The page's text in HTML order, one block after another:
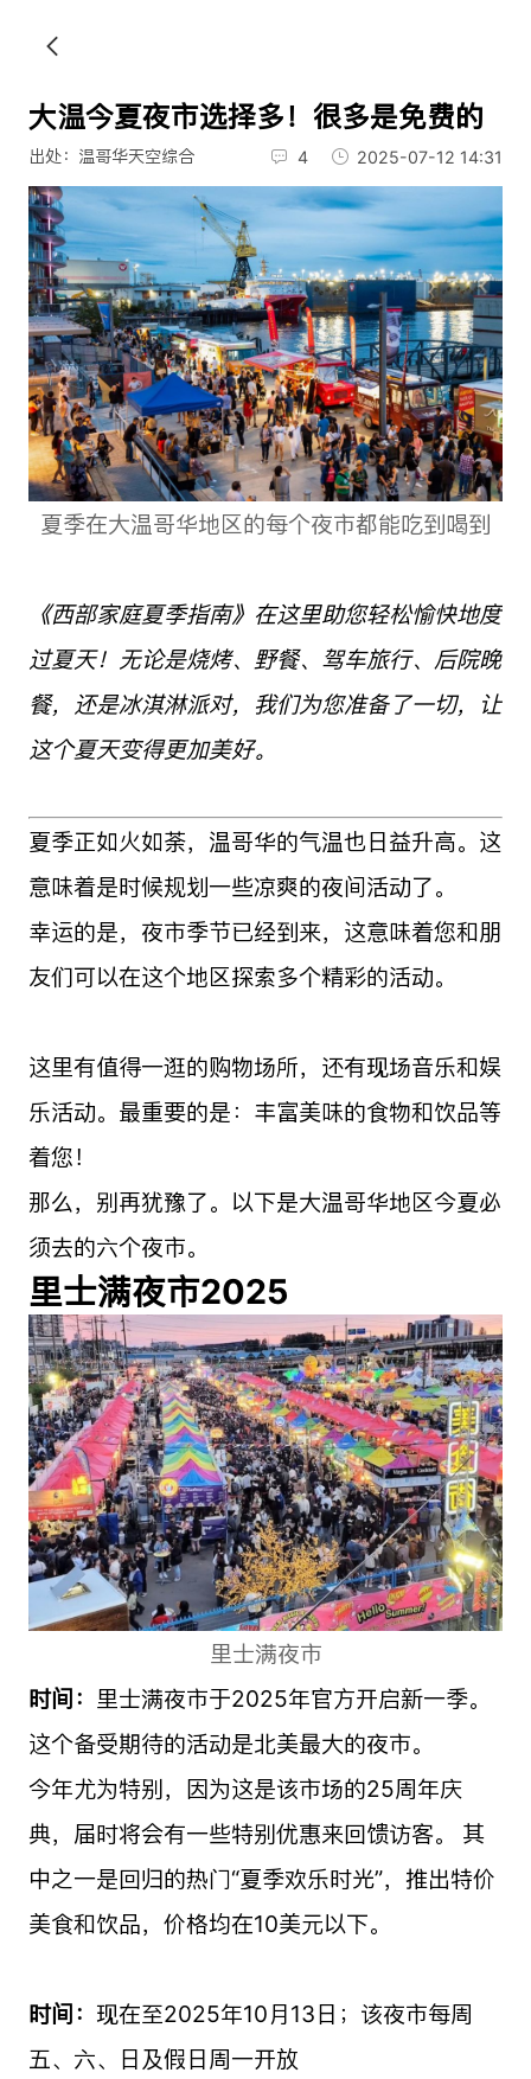
大温今夏夜市选择多！很多是免费的
出处：温哥华天空综合 4 2025-07-12 14:31
夏季在大温哥华地区的每个夜市都能吃到喝到
《西部家庭夏季指南》在这里助您轻松愉快地度
过夏天！无论是烧烤、野餐、驾车旅行、后院晚
餐，还是冰淇淋派对，我们为您准备了一切，让
这个夏天变得更加美好。
夏季正如火如荼，温哥华的气温也日益升高。这
意味着是时候规划一些凉爽的夜间活动了。
幸运的是，夜市季节已经到来，这意味着您和朋
友们可以在这个地区探索多个精彩的活动。
这里有值得一逛的购物场所，还有现场音乐和娱
乐活动。最重要的是：丰富美味的食物和饮品等
着您！
那么，别再犹豫了。以下是大温哥华地区今夏必
须去的六个夜市。
里士满夜市2025
里士满夜市
时间： 里士满夜市于2025年官方开启新一季。
这个备受期待的活动是北美最大的夜市。
今年尤为特别，因为这是该市场的25周年庆
典，届时将会有一些特别优惠来回馈访客。 其
中之一是回归的热门“夏季欢乐时光”，推出特价
美食和饮品，价格均在10美元以下。
时间： 现在至2025年10月13日；该夜市每周
五、六、日及假日周一开放